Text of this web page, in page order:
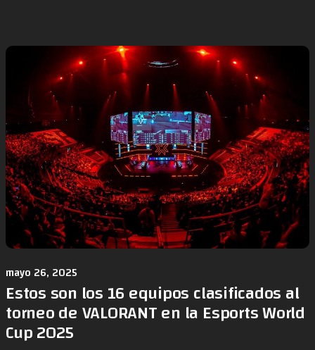
mayo 26, 2025
Estos son los 16 equipos clasificados al
torneo de VALORANT en la Esports World
Cup 2025